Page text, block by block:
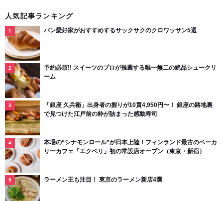
人気記事ランキング
パン愛好家がおすすめするサックサクのクロワッサン5選
予約必須!! スイーツのプロが推薦する唯一無二の絶品シュークリ
ーム
「銀座 久兵衛」出身者の握りが10貫4,950円〜！ 銀座の路地裏
で見つけた江戸前の粋が詰まった感動寿司
本場の“シナモンロール”が日本上陸！フィンランド最古のベーカ
リーカフェ「エクベリ」初の常設店オープン（東京・新宿）
ラーメン王も注目！ 東京のラーメン新店4選